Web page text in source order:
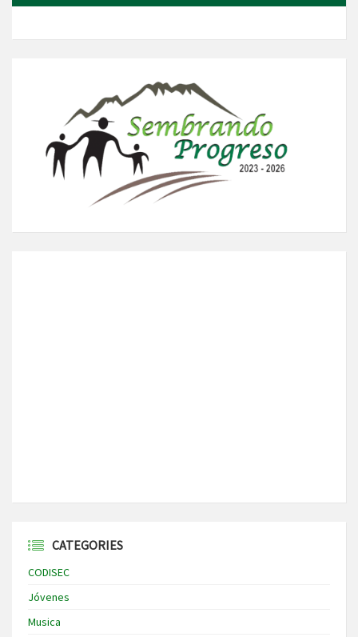
CATEGORIES
CODISEC
Jóvenes
Musica